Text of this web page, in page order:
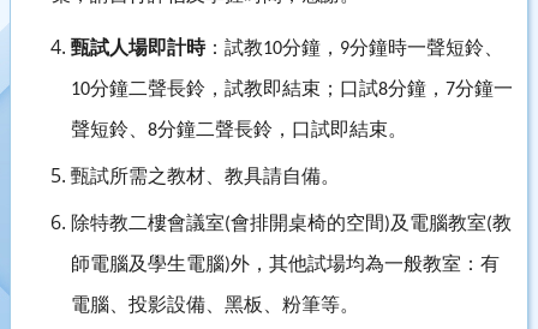
甄試人場即計時：試教10分鐘， 9分鐘時一聲短鈴、
10分鐘二聲長鈴，試教即結束；口試8分鐘， 7分鐘一
聲短鈴、 8分鐘二聲長鈴，口試即結束。
甄試所需之教材、教具請自備。
除特教二樓會議室(會排開桌椅的空間)及電腦教室(教
師電腦及學生電腦)外， 其他試場均為一般教室：有
電腦、投影設備、黑板、粉筆等。